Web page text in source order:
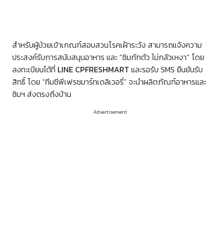
สำหรับผู้ป่วยเข้าเกณฑ์สอบสวนโรคเฝ้าระวัง สามารถแจ้งความ
ประสงค์รับการสนับสนุนอาหาร และ “ซิมกักตัว ไม่กลัวเหงา” โดย
ลงทะเบียนได้ที่ LINE CPFRESHMART และรอรับ SMS ยืนยันรับ
สิทธิ์ โดย “ทีมซีพีเฟรชมาร์ทเดลิเวอรี่” จะนำผลิตภัณฑ์อาหารและ
ซิมฯ ส่งตรงถึงบ้าน
Advertisement